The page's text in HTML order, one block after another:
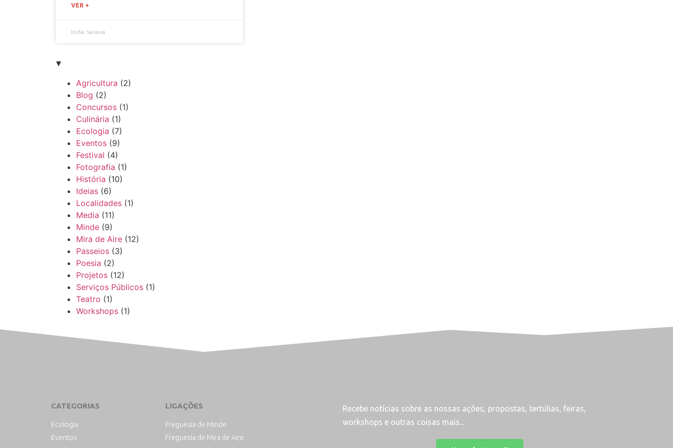
VER +
India Saraiva
▾
Agricultura (2)
Blog (2)
Concursos (1)
Culinária (1)
Ecologia (7)
Eventos (9)
Festival (4)
Fotografia (1)
História (10)
Ideias (6)
Localidades (1)
Media (11)
Minde (9)
Mira de Aire (12)
Passeios (3)
Poesia (2)
Projetos (12)
Serviços Públicos (1)
Teatro (1)
Workshops (1)
CATEGORIAS
Ecologia
Eventos
LIGAÇÕES
Freguesia de Minde
Freguesia de Mira de Aire
Recebe notícias sobre as nossas ações, propostas, tertúlias, feiras,
workshops e outras coisas mais...